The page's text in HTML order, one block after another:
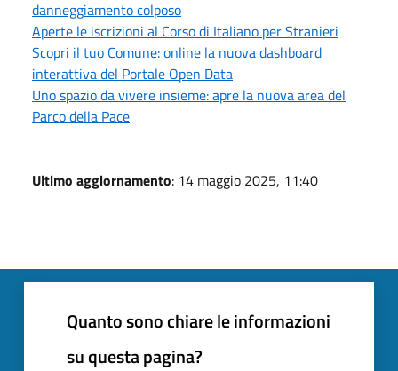
danneggiamento colposo
Aperte le iscrizioni al Corso di Italiano per Stranieri
Scopri il tuo Comune: online la nuova dashboard
interattiva del Portale Open Data
Uno spazio da vivere insieme: apre la nuova area del
Parco della Pace
Ultimo aggiornamento: 14 maggio 2025, 11:40
Quanto sono chiare le informazioni
su questa pagina?